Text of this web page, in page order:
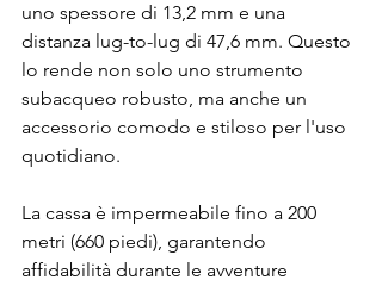
uno spessore di 13,2 mm e una
distanza lug-to-lug di 47,6 mm. Questo
lo rende non solo uno strumento
subacqueo robusto, ma anche un
accessorio comodo e stiloso per l'uso
quotidiano.
La cassa è impermeabile fino a 200
metri (660 piedi), garantendo
affidabilità durante le avventure